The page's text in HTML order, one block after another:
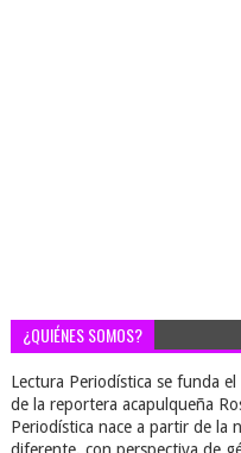
¿QUIÉNES SOMOS?
Lectura Periodística se funda
de la reportera acapulqueña
Periodística nace a partir de la